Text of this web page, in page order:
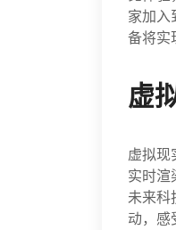
家加入
备将实
虚
虚拟现
实时渲
未来科
动，感